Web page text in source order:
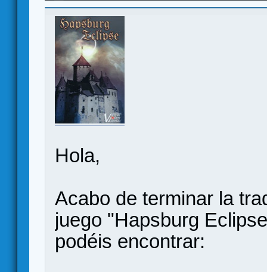
Hola,
Acabo de terminar la
juego "Hapsburg
podéis encontrar: